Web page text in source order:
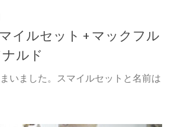
イルセット + マックフル
ルド
いました。スマイルセットと名前は